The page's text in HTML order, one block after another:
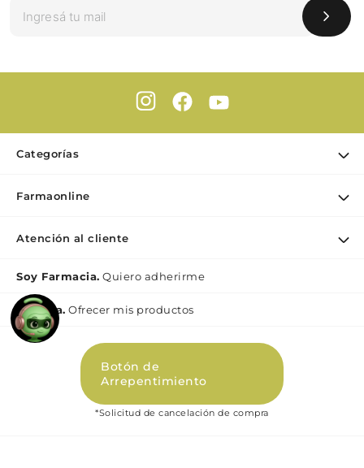
Categorías
Dermocosmética
Nutrición & Deporte
Bebé y maternidad
Perfumes y Fragancias
Farmaonline
Atención al cliente
Contacto
Medios de pago
Como comprar
Preguntas Frecuentes Beauty
Términos y condiciones Beauty
Promociones
Políticas de Privacidad Beauty
Soy Farmacia. Quiero adherirme
Mi lìnea. Ofrecer mis productos
Botón de
Arrepentimiento
*Solicitud de cancelación de compra